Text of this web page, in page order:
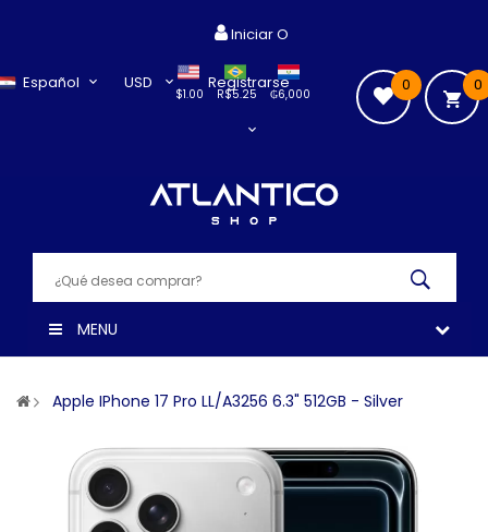
Español USD
$1.00 ₲6,000
R$5.25
Iniciar O
Registrarse 0
0
MENU
Apple IPhone 17 Pro LL/A3256 6.3" 512GB - Silver